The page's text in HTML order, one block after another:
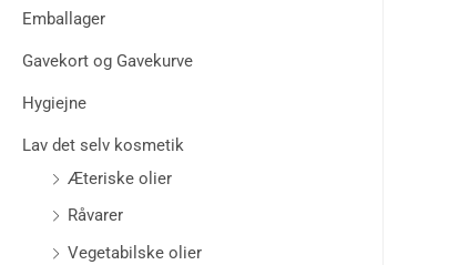
Emballager
Gavekort og Gavekurve
Hygiejne
Lav det selv kosmetik
Æteriske olier
Råvarer
Vegetabilske olier